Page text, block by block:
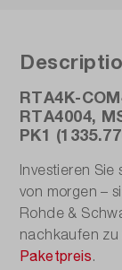
Résolution
Taille de
Taux
64.000 wfms/
Taux
RTA4K-
RTA4004,
PK1
Investieren
von morgen –
Rohde &
nachkaufen zu
Paketpreis.